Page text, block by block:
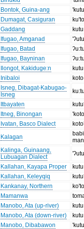
Bontok, Guina-ang
Dumagat, Casiguran
Gaddang
kutu
Ifugao, Amganad
Ifugao, Batad
Ifugao, Bayninan
Ilongot, Kakiduge:n
kutu
Inibaloi
koto
Isneg, Dibagat-Kabugao-
Isneg
Itbayaten
Itneg, Binongan
Ivatan, Basco Dialect
Kalagan
Kalinga, Guinaang,
Lubuagan Dialect
Kallahan, Kayapa Proper
kutu
Kallahan, Keleyqiq
Kankanay, Northern
Mamanwa
Manobo, Ata (up-river)
kutu
Manobo, Ata (down-river)
kutu
Manobo, Dibabawon